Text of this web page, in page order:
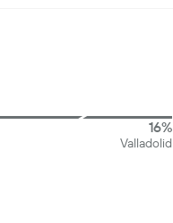
16%
Valladolid